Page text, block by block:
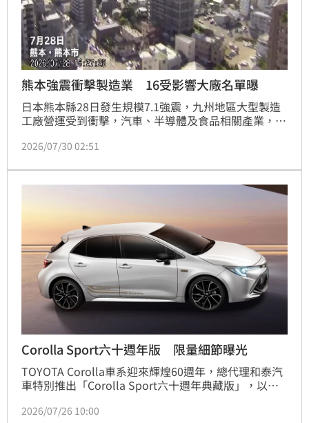
熊本強震衝擊製造業 16受影響大廠名單曝
日本熊本縣28日發生規模7.1強震，九州地區大型製造
工廠營運受到衝擊，汽車、半導體及食品相關產業，如
或減產。
2026/07/30 02:51
Corolla Sport六十週年版 限量細節曝光
TOYOTA Corolla車系迎來輝煌60週年，總代理和泰汽
車特別推出「Corolla Sport六十週年典藏版」，以紀
擎，結合低重心車體與精準懸吊，延續其靈活熱血的操
2026/07/26 10:00